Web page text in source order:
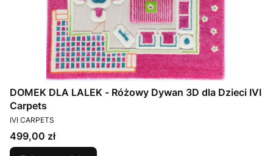
DOMEK DLA LALEK - Różowy Dywan 3D dla Dzieci IVI
Carpets
PRODUCENT
IVI CARPETS
Cena
499,00 zł